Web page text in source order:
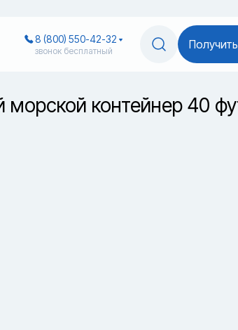
8 (800) 550-42-32
звонок бесплатный
контейнер 40